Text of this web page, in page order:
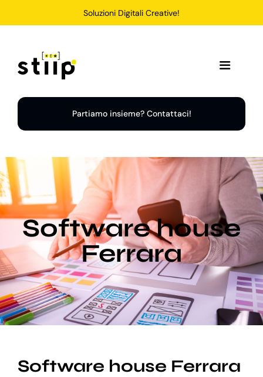
Soluzioni Digitali Creative!
Toggle
Home
Soluzioni
Chi Siamo
Blog
Partiamo insieme? Contattaci!
Software house
Ferrara
Software house Ferrara